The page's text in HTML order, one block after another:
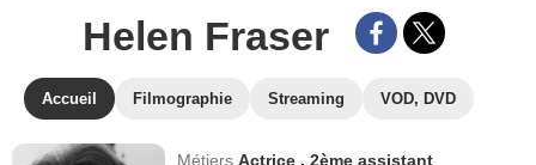
Helen Fraser
Accueil Filmographie Streaming VOD, DVD
MétiersActrice ,2ème assistant